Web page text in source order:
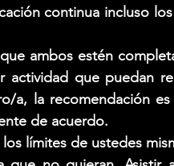
continua incluso
ambos estén
actividad que puedan
a, la recomendación
de acuerdo.
los límites de ustedes